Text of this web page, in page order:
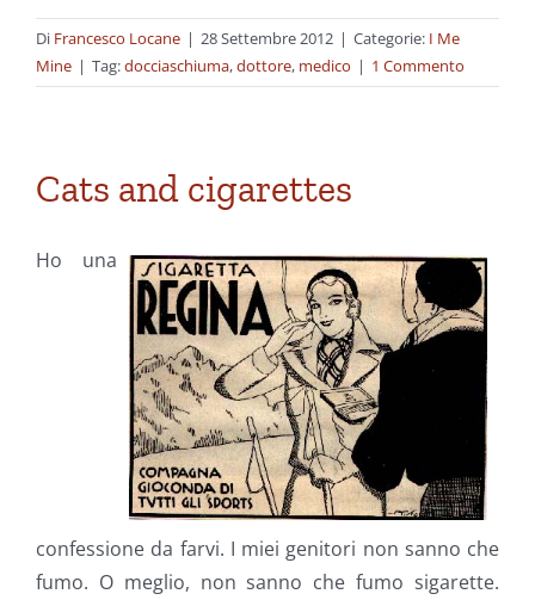
Di Francesco Locane | 28 Settembre 2012 | Categorie: I Me
Mine | Tag:docciaschiuma,dottore, medico | 1 Commento
Cats and cigarettes
Ho una
confessione da farvi. I miei genitori non sanno che
fumo. O meglio, non sanno che fumo sigarette.